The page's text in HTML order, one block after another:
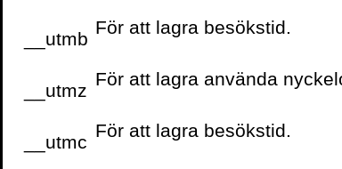
__utmb
För att lagra besökstid.
__utmz
För att lagra använda
__utmc
För att lagra besökstid.